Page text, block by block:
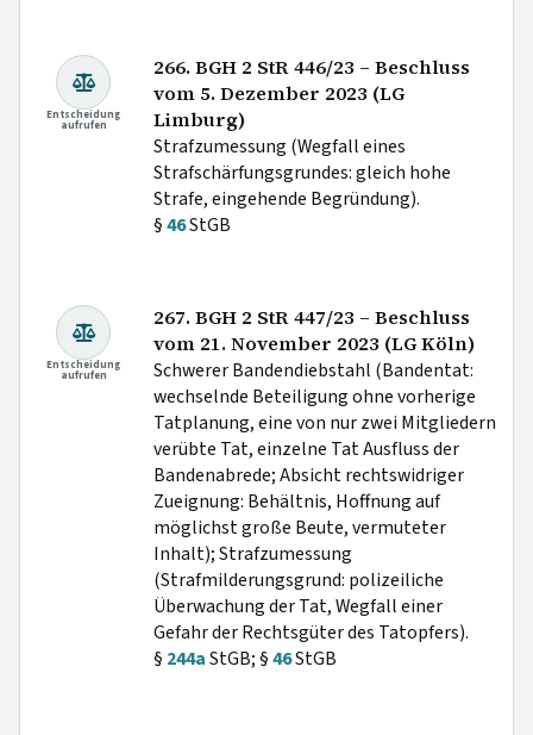
Entscheidung
aufrufen
266. BGH 2 StR 446/23 – Beschluss
vom 5. Dezember 2023 (LG
Limburg)
Strafzumessung (Wegfall eines
Strafschärfungsgrundes: gleich hohe
Strafe, eingehende Begründung).
§46StGB
Entscheidung
aufrufen
267. BGH 2 StR 447/23 – Beschluss
vom 21. November 2023 (LG Köln)
Schwerer Bandendiebstahl (Bandentat:
wechselnde Beteiligung ohne vorherige
Tatplanung, eine von nur zwei Mitgliedern
verübte Tat, einzelne Tat Ausfluss der
Bandenabrede; Absicht rechtswidriger
Zueignung: Behältnis, Hoffnung auf
möglichst große Beute, vermuteter
Inhalt); Strafzumessung
(Strafmilderungsgrund: polizeiliche
Überwachung der Tat, Wegfall einer
Gefahr der Rechtsgüter des Tatopfers).
§ 244aStGB; §46StGB